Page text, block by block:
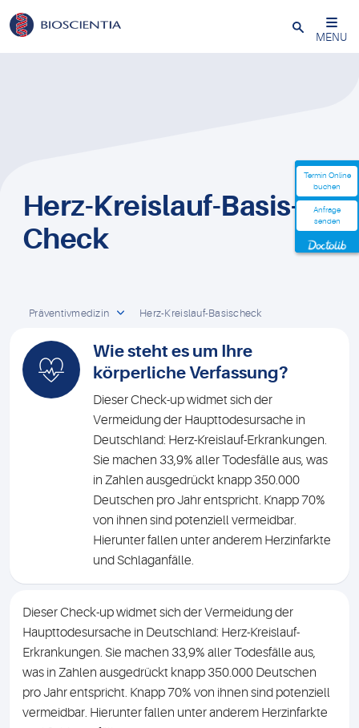
Termin Online
buchen
Anfrage
senden
Termin Online
buchen
Anfrage
senden
Schließen
MENU
Herz-Kreislauf-Basis-
Check
Präventivmedizin Herz-Kreislauf-Basischeck
Wie steht es um Ihre
körperliche Verfassung?
Dieser Check-up widmet sich der
Vermeidung der Haupttodesursache in
Deutschland: Herz-Kreislauf-Erkrankungen.
Sie machen 33,9% aller Todesfälle aus, was
in Zahlen ausgedrückt knapp 350.000
Deutschen pro Jahr entspricht. Knapp 70%
von ihnen sind potenziell vermeidbar.
Hierunter fallen unter anderem Herzinfarkte
und Schlaganfälle.
Dieser Check-up widmet sich der Vermeidung der
Haupttodesursache in Deutschland: Herz-Kreislauf-
Erkrankungen. Sie machen 33,9% aller Todesfälle aus,
was in Zahlen ausgedrückt knapp 350.000 Deutschen
pro Jahr entspricht. Knapp 70% von ihnen sind potenziell
vermeidbar. Hierunter fallen unter anderem Herzinfarkte